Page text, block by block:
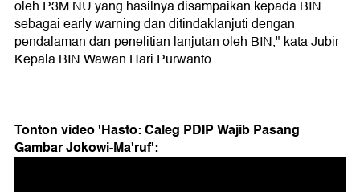
oleh P3M NU yang hasilnya disampaikan kepada BIN
sebagai early warning dan ditindaklanjuti dengan
pendalaman dan penelitian lanjutan oleh BIN," kata Jubir
Kepala BIN Wawan Hari Purwanto.
Tonton video 'Hasto: Caleg PDIP Wajib Pasang
Gambar Jokowi-Ma'ruf':